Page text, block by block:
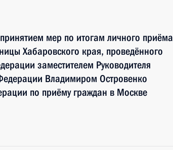
мер по итогам личного приёма
Хабаровского края, проведённого
заместителем Руководителя
Владимиром Островенко
по приёму граждан в Москве